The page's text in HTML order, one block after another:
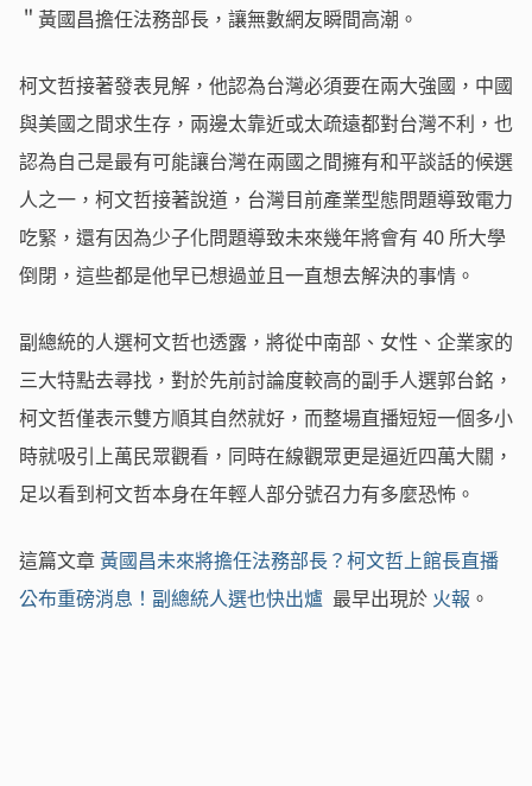
＂黃國昌擔任法務部長，讓無數網友瞬間高潮。
柯文哲接著發表見解，他認為台灣必須要在兩大強國，中國
與美國之間求生存，兩邊太靠近或太疏遠都對台灣不利，也
認為自己是最有可能讓台灣在兩國之間擁有和平談話的候選
人之一，柯文哲接著說道，台灣目前產業型態問題導致電力
吃緊，還有因為少子化問題導致未來幾年將會有 40 所大學
倒閉，這些都是他早已想過並且一直想去解決的事情。
副總統的人選柯文哲也透露，將從中南部、女性、企業家的
三大特點去尋找，對於先前討論度較高的副手人選郭台銘，
柯文哲僅表示雙方順其自然就好，而整場直播短短一個多小
時就吸引上萬民眾觀看，同時在線觀眾更是逼近四萬大關，
足以看到柯文哲本身在年輕人部分號召力有多麼恐怖。
這篇文章 黃國昌未來將擔任法務部長？柯文哲上館長直播
公布重磅消息！副總統人選也快出爐 最早出現於 火報 。